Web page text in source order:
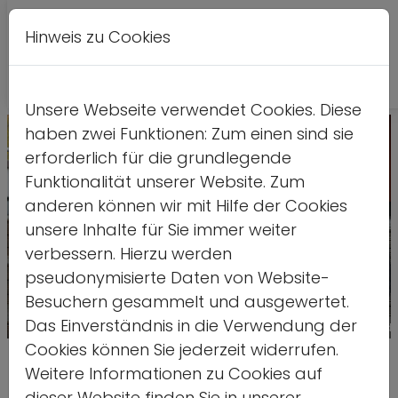
Quelle:
Leon Ries als hauptamtliches
Hinweis zu Cookies
Unsere Webseite verwendet Cookies. Diese
haben zwei Funktionen: Zum einen sind sie
erforderlich für die grundlegende
Funktionalität unserer Website. Zum
anderen können wir mit Hilfe der Cookies
unsere Inhalte für Sie immer weiter
verbessern. Hierzu werden
pseudonymisierte Daten von Website-
Besuchern gesammelt und ausgewertet.
Das Einverständnis in die Verwendung der
Cookies können Sie jederzeit widerrufen.
Weitere Informationen zu Cookies auf